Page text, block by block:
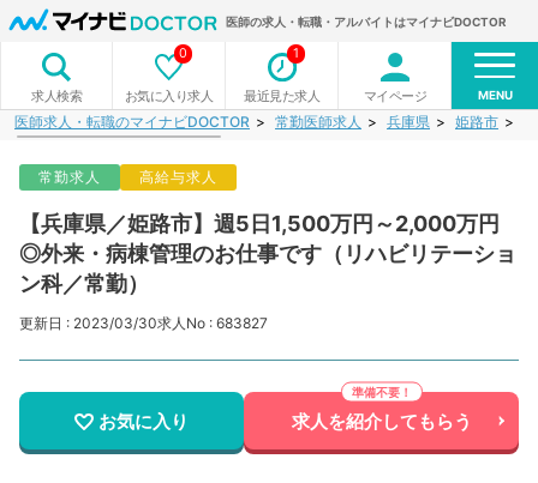
医師の求人・転職・アルバイトはマイナビDOCTOR
求人検索 お気に入り求人
0
最近見た求人
1
マイページ MENU
医師求人・転職のマイナビDOCTOR 常勤医師求人 兵庫県 姫路市
常勤求人 高給与求人
【兵庫県／姫路市】週5日1,500万円～2,000万円
◎外来・病棟管理のお仕事です（リハビリテーショ
ン科／常勤）
更新日 : 2023/03/30求人No : 683827
お気に入り 求人を紹介してもらう